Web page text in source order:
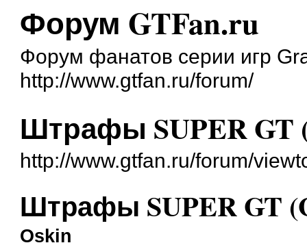
Форум GTFan.ru
Форум фанатов серии игр
http://www.gtfan.ru/forum/
Штрафы SUPER GT
http://www.gtfan.ru/forum/
Штрафы SUPER GT
Oskin